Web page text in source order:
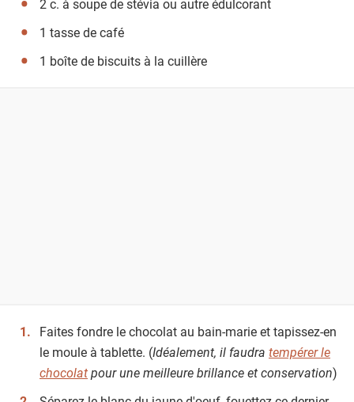
2 c. à soupe de stévia ou autre édulcorant
1 tasse de café
1 boîte de biscuits à la cuillère
Faites fondre le chocolat au bain-marie et tapissez-en
le moule à tablette. (Idéalement, il faudra tempérer le
chocolatpour une meilleure brillance et conservation)